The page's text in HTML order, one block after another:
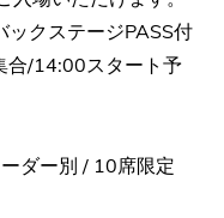
クステージPASS付
合/14:00スタート予
ダー別 / 10席限定